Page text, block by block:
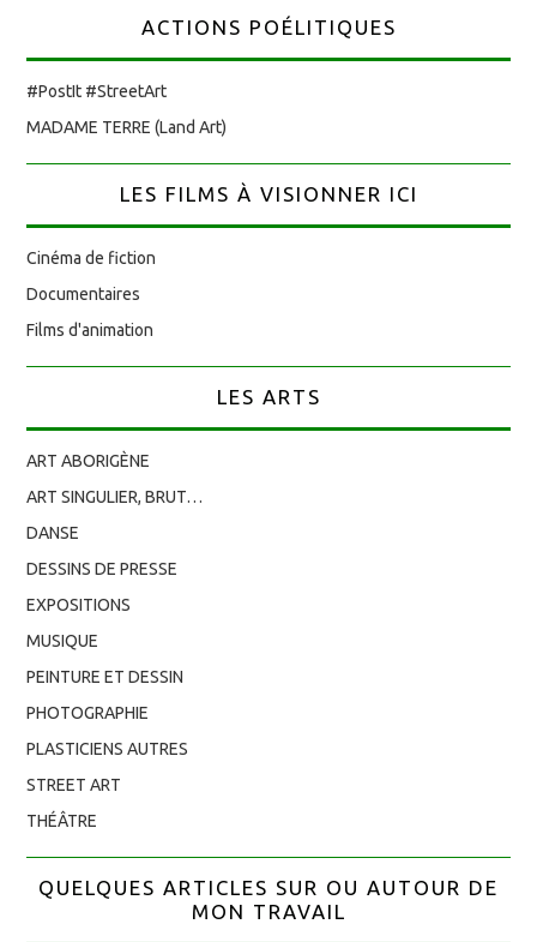
ACTIONS POÉLITIQUES
#PostIt #StreetArt
MADAME TERRE (Land Art)
LES FILMS À VISIONNER ICI
Cinéma de fiction
Documentaires
Films d'animation
LES ARTS
ART ABORIGÈNE
ART SINGULIER, BRUT…
DANSE
DESSINS DE PRESSE
EXPOSITIONS
MUSIQUE
PEINTURE ET DESSIN
PHOTOGRAPHIE
PLASTICIENS AUTRES
STREET ART
THÉÂTRE
QUELQUES ARTICLES SUR OU AUTOUR DE
MON TRAVAIL